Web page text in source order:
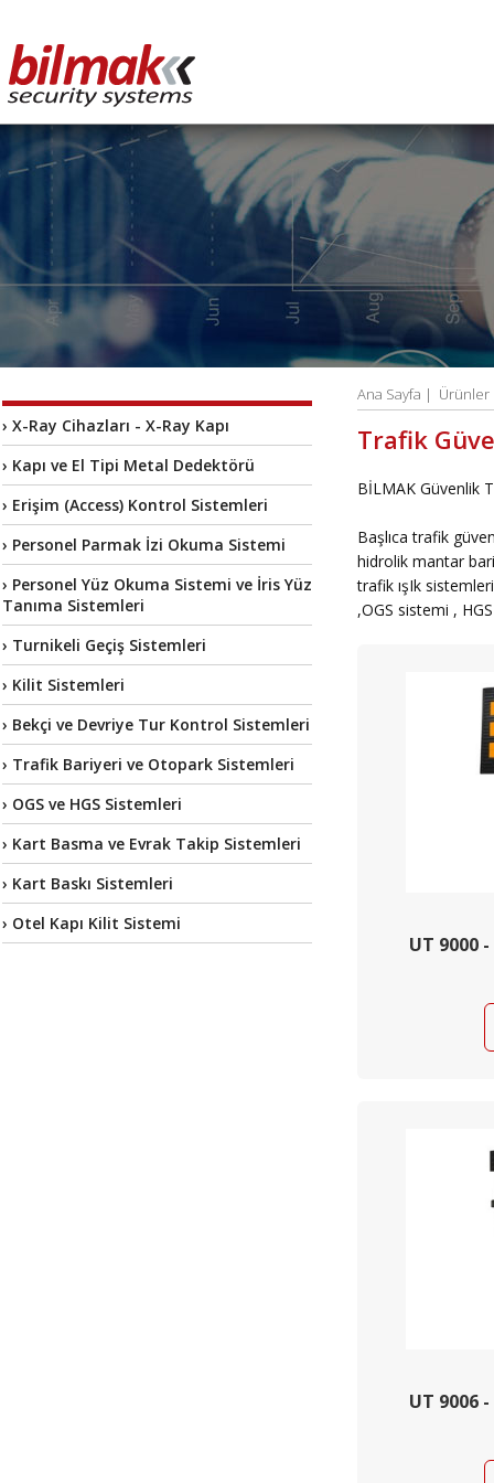
› X-Ray Cihazları - X-Ray Kapı
› Kapı ve El Tipi Metal Dedektörü
› Erişim (Access) Kontrol Sistemleri
› Personel Parmak İzi Okuma Sistemi
› Personel Yüz Okuma Sistemi ve İris Yüz
Tanıma Sistemleri
› Turnikeli Geçiş Sistemleri
› Kilit Sistemleri
› Bekçi ve Devriye Tur Kontrol Sistemleri
› Trafik Bariyeri ve Otopark Sistemleri
› OGS ve HGS Sistemleri
› Kart Basma ve Evrak Takip Sistemleri
› Kart Baskı Sistemleri
› Otel Kapı Kilit Sistemi
Ana Sayfa |
Trafik
BİLMAK Güvenlik
Başlıca trafik
hidrolik mantar
trafik ışIk
,OGS sistemi ,
UT 9000
UT 9006